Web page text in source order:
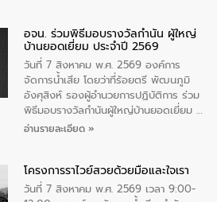
ทิพย์คำ รองผู้ว่าราชการจังหวัดมุกดาหาร
เป็นประธานในพิธี ณ เรือนจําชั่วคราวนาโสก
ตําบลนาโสก อําเภอเมืองมุกดาหาร จังหวัด
มุกดาหาร โดยในกิจกรรมได้ร่วมปลูกป่า และ
ทําความสะอาดภายในบริเวณ จัดกิจกรรม
เพื่อถวายเป็นพระราชกุศล สมเด็จพระนาง
เจ้าสิริกิติ์พระบรมราชินีนาถ พระบรมราช
อจน. ร่วมพิธีมอบรางวัลกำนัน ผู้ใหญ่
บ้านยอดเยี่ยม ประจำปี 2569
วันที่ 7 สิงหาคม พ.ศ. 2569 องค์การ
จัดการน้ำเสีย โดยว่าที่ร้อยตรี พัฒนภูมิ
อังศุสิงห์ รองผู้อำนวยการปฏิบัติการ ร่วม
พิธีมอบรางวัลกำนันผู้ใหญ่บ้านยอดเยี่ยม ณ
ทำเนียบรัฐบาล โดยมีนายอนุทิน ชาญวีรกูล
ทองคำและประกาศเกียรติคุณให้แก่ กำนัน
ผู้ใหญ่บ้านยอดเยี่ยม พร้อมกล่าวชื่นชม ให้
อ่านรายละเอียด »
โครงการราไวย์สวยด้วยมือและใจเรา
วันที่ 7 สิงหาคม พ.ศ. 2569 เวลา 9:00-